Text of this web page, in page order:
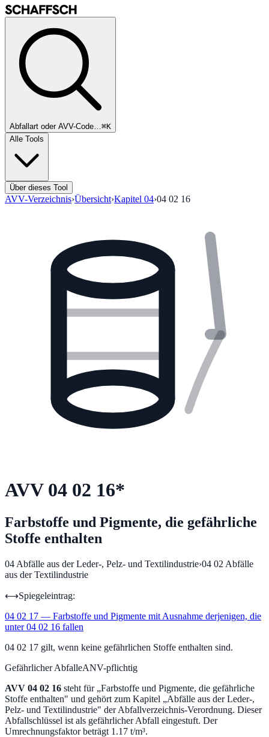
Abfallart oder AVV-Code…⌘K
Alle Tools
Über dieses Tool
AVV-Verzeichnis›Übersicht›Kapitel 04›04 02 16
AVV 04 02 16*
Farbstoffe und Pigmente, die gefährliche
Stoffe enthalten
04 Abfälle aus der Leder-, Pelz- und Textilindustrie›04 02 Abfälle
aus der Textilindustrie
⟷Spiegeleintrag:
04 02 17 — Farbstoffe und Pigmente mit Ausnahme derjenigen, die
unter 04 02 16 fallen
04 02 17 gilt, wenn keine gefährlichen Stoffe enthalten sind.
Gefährlicher AbfalleANV-pflichtig
AVV 04 02 16 steht für „Farbstoffe und Pigmente, die gefährliche
Stoffe enthalten" und gehört zum Kapitel „Abfälle aus der Leder-,
Pelz- und Textilindustrie" der Abfallverzeichnis-Verordnung. Dieser
Abfallschlüssel ist als gefährlicher Abfall eingestuft. Der
Umrechnungsfaktor beträgt 1.17 t/m³.